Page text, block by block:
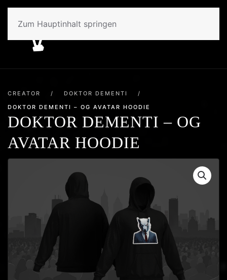
Zum Hauptinhalt springen
CREATOR / DOKTOR DEMENTI
/
DOKTOR DEMENTI – OG AVATAR HOODIE
DOKTOR DEMENTI – OG
AVATAR HOODIE